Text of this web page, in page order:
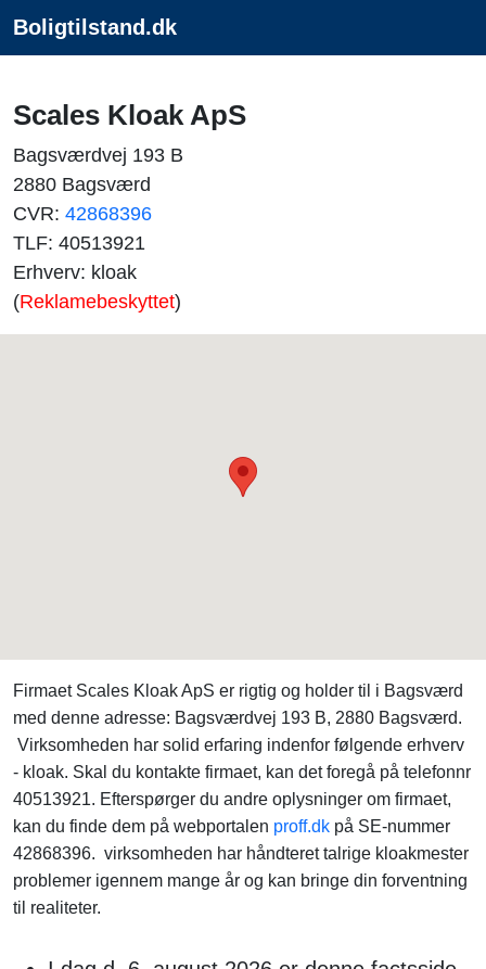
Boligtilstand.dk
Scales Kloak ApS
Bagsværdvej 193 B
2880 Bagsværd
CVR: 42868396
TLF: 40513921
Erhverv: kloak
(Reklamebeskyttet)
Firmaet Scales Kloak ApS er rigtig og holder til i Bagsværd
med denne adresse: Bagsværdvej 193 B, 2880 Bagsværd.
Virksomheden har solid erfaring indenfor følgende erhverv
- kloak. Skal du kontakte firmaet, kan det foregå på telefonnr
40513921. Efterspørger du andre oplysninger om firmaet,
kan du finde dem på webportalen proff.dk på SE-nummer
42868396. virksomheden har håndteret talrige kloakmester
problemer igennem mange år og kan bringe din forventning
til realiteter.